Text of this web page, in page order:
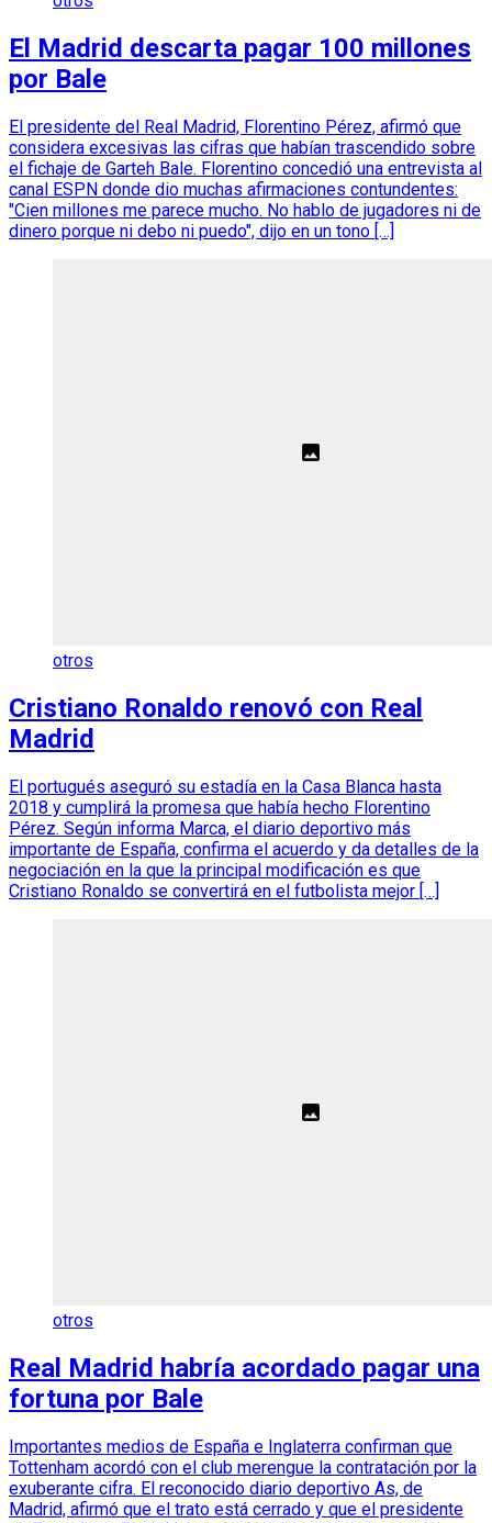
El Madrid descarta pagar 100 millones
por Bale
El presidente del Real Madrid, Florentino Pérez, afirmó que
considera excesivas las cifras que habían trascendido sobre
el fichaje de Garteh Bale. Florentino concedió una entrevista al
canal ESPN donde dio muchas afirmaciones contundentes:
"Cien millones me parece mucho. No hablo de jugadores ni de
dinero porque ni debo ni puedo", dijo en un tono […]
otros
Cristiano Ronaldo renovó con Real
Madrid
El portugués aseguró su estadía en la Casa Blanca hasta
2018 y cumplirá la promesa que había hecho Florentino
Pérez. Según informa Marca, el diario deportivo más
importante de España, confirma el acuerdo y da detalles de la
negociación en la que la principal modificación es que
Cristiano Ronaldo se convertirá en el futbolista mejor […]
otros
Real Madrid habría acordado pagar una
fortuna por Bale
Importantes medios de España e Inglaterra confirman que
Tottenham acordó con el club merengue la contratación por la
exuberante cifra. El reconocido diario deportivo As, de
Madrid, afirmó que el trato está cerrado y que el presidente